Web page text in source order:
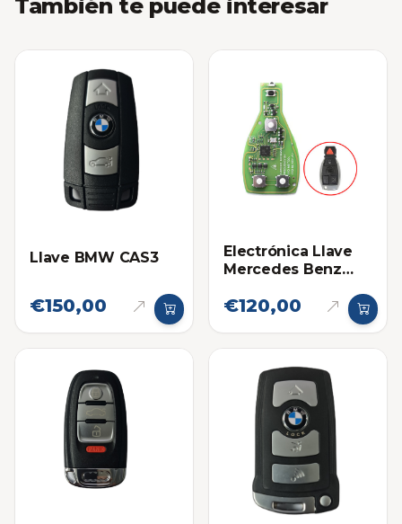
También te puede interesar
Llave BMW CAS3
€150,00
Electrónica Llave
Mercedes Benz
€120,00